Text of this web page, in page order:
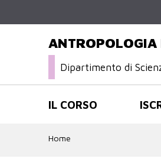
ANTROPOLOGIA
Dipartimento di
IL CORSO
Home